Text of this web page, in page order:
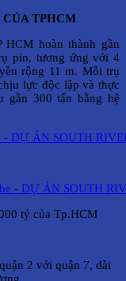
CỦA TPHCM
hoàn thành gần
pin, tương ứng với 4
rộng 11 m. Mỗi trụ
lực độc lập và thực
gần 300 tấn bằng hệ
tỷ của Tp.HCM
2 với quận 7, dài